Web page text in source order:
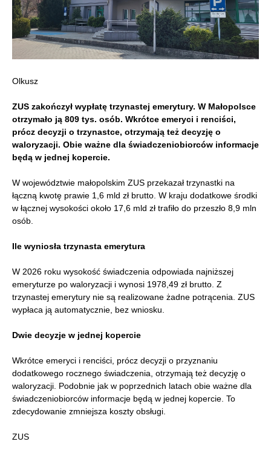
Olkusz
ZUS zakończył wypłatę trzynastej emerytury. W Małopolsce
otrzymało ją 809 tys. osób. Wkrótce emeryci i renciści,
prócz decyzji o trzynastce, otrzymają też decyzję o
waloryzacji. Obie ważne dla świadczeniobiorców informacje
będą w jednej kopercie.
W województwie małopolskim ZUS przekazał trzynastki na
łączną kwotę prawie 1,6 mld zł brutto. W kraju dodatkowe środki
w łącznej wysokości około 17,6 mld zł trafiło do przeszło 8,9 mln
osób.
Ile wyniosła trzynasta emerytura
W 2026 roku wysokość świadczenia odpowiada najniższej
emeryturze po waloryzacji i wynosi 1978,49 zł brutto. Z
trzynastej emerytury nie są realizowane żadne potrącenia. ZUS
wypłaca ją automatycznie, bez wniosku.
Dwie decyzje w jednej kopercie
Wkrótce emeryci i renciści, prócz decyzji o przyznaniu
dodatkowego rocznego świadczenia, otrzymają też decyzję o
waloryzacji. Podobnie jak w poprzednich latach obie ważne dla
świadczeniobiorców informacje będą w jednej kopercie. To
zdecydowanie zmniejsza koszty obsługi.
ZUS